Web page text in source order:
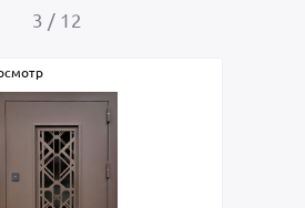
4 / 12